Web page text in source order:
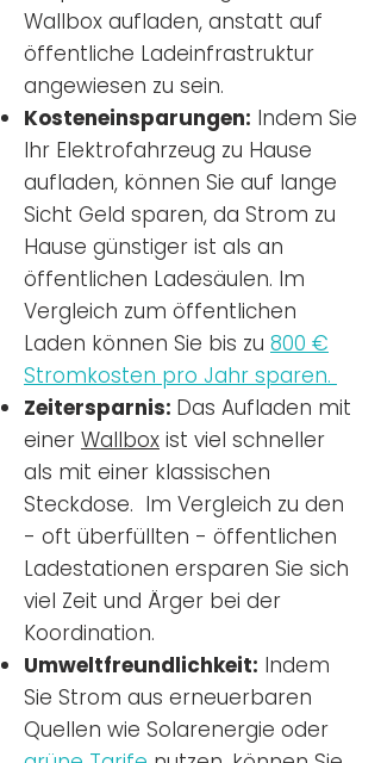
Wallbox aufladen, anstatt auf
öffentliche Ladeinfrastruktur
angewiesen zu sein.
Kosteneinsparungen: Indem Sie
Ihr Elektrofahrzeug zu Hause
aufladen, können Sie auf lange
Sicht Geld sparen, da Strom zu
Hause günstiger ist als an
öffentlichen Ladesäulen. Im
Vergleich zum öffentlichen
Laden können Sie bis zu 800 €
Stromkosten pro Jahr sparen.
Zeitersparnis: Das Aufladen mit
einer Wallbox ist viel schneller
als mit einer klassischen
Steckdose. Im Vergleich zu den
- oft überfüllten - öffentlichen
Ladestationen ersparen Sie sich
viel Zeit und Ärger bei der
Koordination.
Umweltfreundlichkeit: Indem
Sie Strom aus erneuerbaren
Quellen wie Solarenergie oder